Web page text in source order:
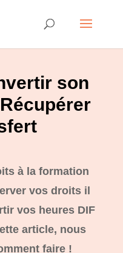
son
à la formation
vos droits il
vos heures DIF
article, nous
faire !